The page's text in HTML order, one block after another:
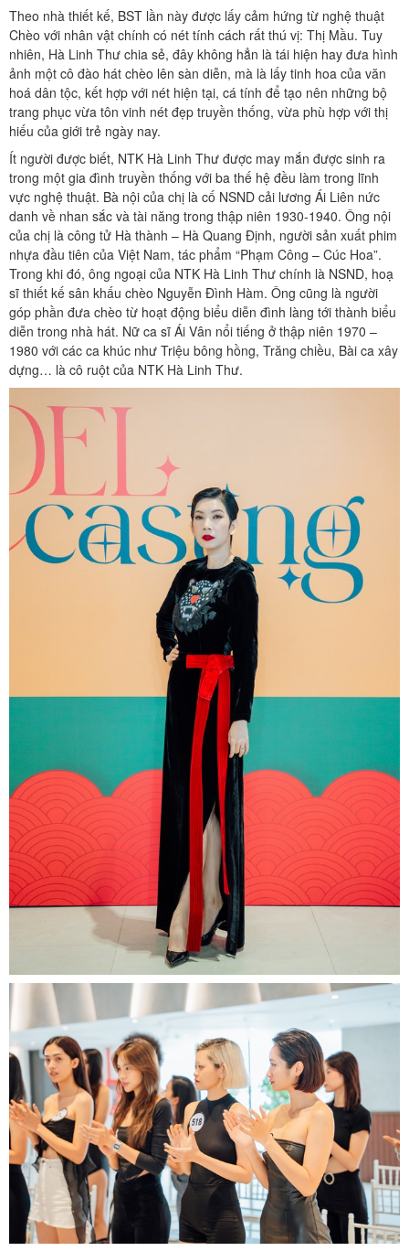
Theo nhà thiết kế, BST lần này được lấy cảm hứng từ nghệ thuật
Chèo với nhân vật chính có nét tính cách rất thú vị: Thị Mầu. Tuy
nhiên, Hà Linh Thư chia sẻ, đây không hẳn là tái hiện hay đưa hình
ảnh một cô đào hát chèo lên sàn diễn, mà là lấy tinh hoa của văn
hoá dân tộc, kết hợp với nét hiện tại, cá tính để tạo nên những bộ
trang phục vừa tôn vinh nét đẹp truyền thống, vừa phù hợp với thị
hiếu của giới trẻ ngày nay.
Ít người được biết, NTK Hà Linh Thư được may mắn được sinh ra
trong một gia đình truyền thống với ba thế hệ đều làm trong lĩnh
vực nghệ thuật. Bà nội của chị là cố NSND cải lương Ái Liên nức
danh về nhan sắc và tài năng trong thập niên 1930-1940. Ông nội
của chị là công tử Hà thành – Hà Quang Định, người sản xuất phim
nhựa đầu tiên của Việt Nam, tác phẩm “Phạm Công – Cúc Hoa”.
Trong khi đó, ông ngoại của NTK Hà Linh Thư chính là NSND, hoạ
sĩ thiết kế sân khấu chèo Nguyễn Đình Hàm. Ông cũng là người
góp phần đưa chèo từ hoạt động biểu diễn đình làng tới thành biểu
diễn trong nhà hát. Nữ ca sĩ Ái Vân nổi tiếng ở thập niên 1970 –
1980 với các ca khúc như Triệu bông hồng, Trăng chiều, Bài ca xây
dựng… là cô ruột của NTK Hà Linh Thư.